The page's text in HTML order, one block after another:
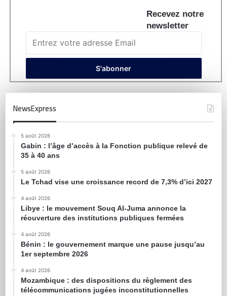
Recevez notre
newsletter
NewsExpress
5 août 2026
Gabin : l’âge d’accès à la Fonction publique relevé de
35 à 40 ans
5 août 2026
Le Tchad vise une croissance record de 7,3% d’ici 2027
4 août 2026
Libye : le mouvement Souq Al-Juma annonce la
réouverture des institutions publiques fermées
4 août 2026
Bénin : le gouvernement marque une pause jusqu’au
1er septembre 2026
4 août 2026
Mozambique : des dispositions du règlement des
télécommunications jugées inconstitutionnelles